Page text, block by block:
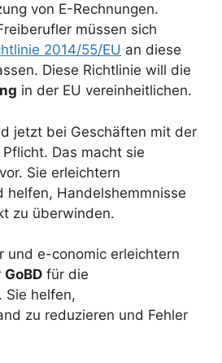
von E-Rechnungen.
müssen sich
2014/55/EU an diese
Diese Richtlinie will die
in der EU vereinheitlichen.
jetzt bei Geschäften mit der
Das macht sie
Sie erleichtern
helfen, Handelshemmnisse
zu überwinden.
und e-conomic erleichtern
GoBD für die
Sie helfen,
zu reduzieren und Fehler